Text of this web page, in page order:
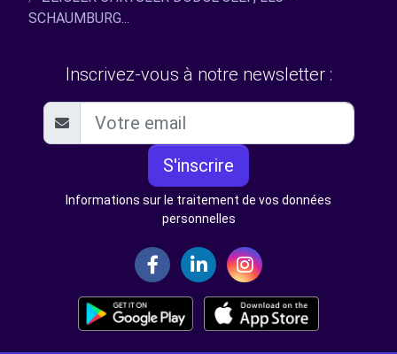
SCHAUMBURG...
Inscrivez-vous à notre newsletter :
S'inscrire
Informations sur le traitement de vos données
personnelles